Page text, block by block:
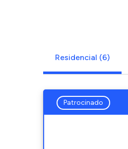
Residencial (6)
Patrocinado